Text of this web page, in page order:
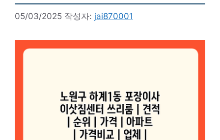
05/03/2025 작성자: jai870001